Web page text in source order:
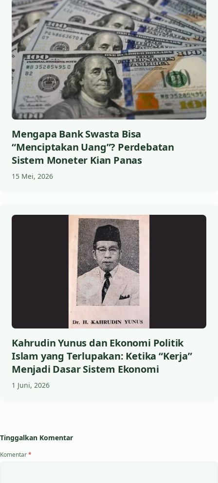
Mengapa Bank Swasta Bisa
“Menciptakan Uang”? Perdebatan
Sistem Moneter Kian Panas
15 Mei, 2026
Kahrudin Yunus dan Ekonomi Politik
Islam yang Terlupakan: Ketika “Kerja”
Menjadi Dasar Sistem Ekonomi
1 Juni, 2026
Tinggalkan Komentar
Komentar*